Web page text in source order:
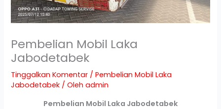
Pembelian Mobil Laka
Jabodetabek
Tinggalkan Komentar /Pembelian Mobil Laka
Jabodetabek / Olehadmin
Pembelian Mobil Laka Jabodetabek